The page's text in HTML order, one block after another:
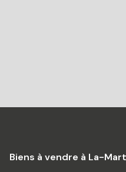
Biens à vendre à La-